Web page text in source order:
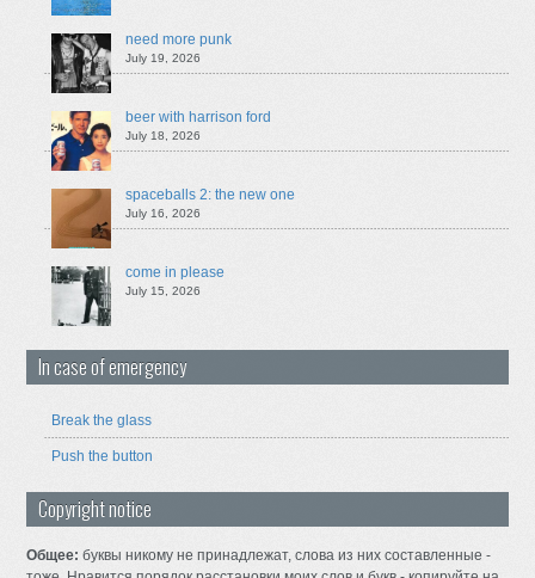
need more punk
July 19, 2026
beer with harrison ford
July 18, 2026
spaceballs 2: the new one
July 16, 2026
come in please
July 15, 2026
In case of emergency
Break the glass
Push the button
Copyright notice
Общее: буквы никому не принадлежат, слова из них составленные -